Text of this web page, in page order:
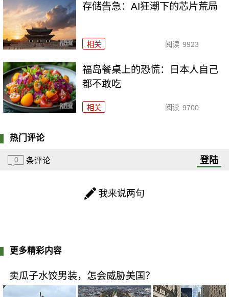
存储告急：AI狂潮下的芯片荒局
相关 阅读 9923
福岛餐桌上的恐慌：日本人自己
都不敢吃
相关 阅读 9700
热门评论
0 条评论 登陆
我来说两句
更多精彩内容
卖瓜子水饺男装，怎会威胁美国？